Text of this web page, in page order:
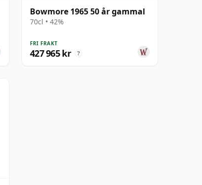
Bowmore 1965 50 år gammal
70cl • 42%
FRI FRAKT
427 965 kr ?